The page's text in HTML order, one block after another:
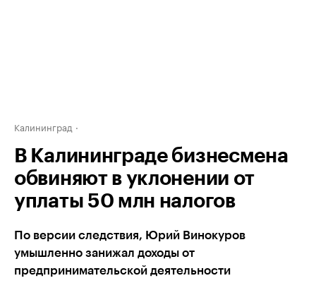
Калининград
В Калининграде бизнесмена
обвиняют в уклонении от
уплаты 50 млн налогов
По версии следствия, Юрий Винокуров
умышленно занижал доходы от
предпринимательской деятельности